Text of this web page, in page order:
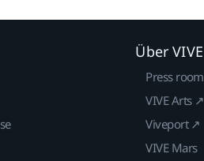
Über VIVE
Press room
VIVE Arts ↗
Viveport ↗
VIVE Mars